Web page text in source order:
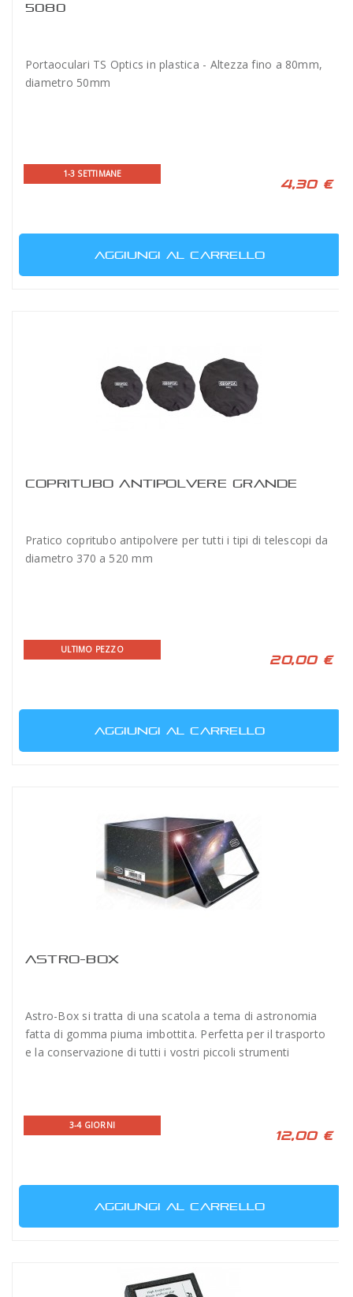
5080
Portaoculari TS Optics in plastica - Altezza fino a 80mm,
diametro 50mm
1-3 SETTIMANE
4,30 €
AGGIUNGI AL CARRELLO
COPRITUBO ANTIPOLVERE GRANDE
Pratico copritubo antipolvere per tutti i tipi di telescopi da
diametro 370 a 520 mm
ULTIMO PEZZO
20,00 €
AGGIUNGI AL CARRELLO
ASTRO-BOX
Astro-Box si tratta di una scatola a tema di astronomia
fatta di gomma piuma imbottita. Perfetta per il trasporto
e la conservazione di tutti i vostri piccoli strumenti
3-4 GIORNI
12,00 €
AGGIUNGI AL CARRELLO